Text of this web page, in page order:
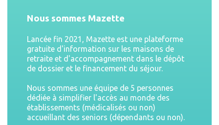
Nous sommes Mazette
Lancée fin 2021, Mazette est une plateforme
gratuite d'information sur les maisons de
retraite et d'accompagnement dans le dépôt
de dossier et le financement du séjour.
Nous sommes une équipe de 5 personnes
dédiée à simplifier l'accès au monde des
établissements (médicalisés ou non)
accueillant des seniors (dépendants ou non).